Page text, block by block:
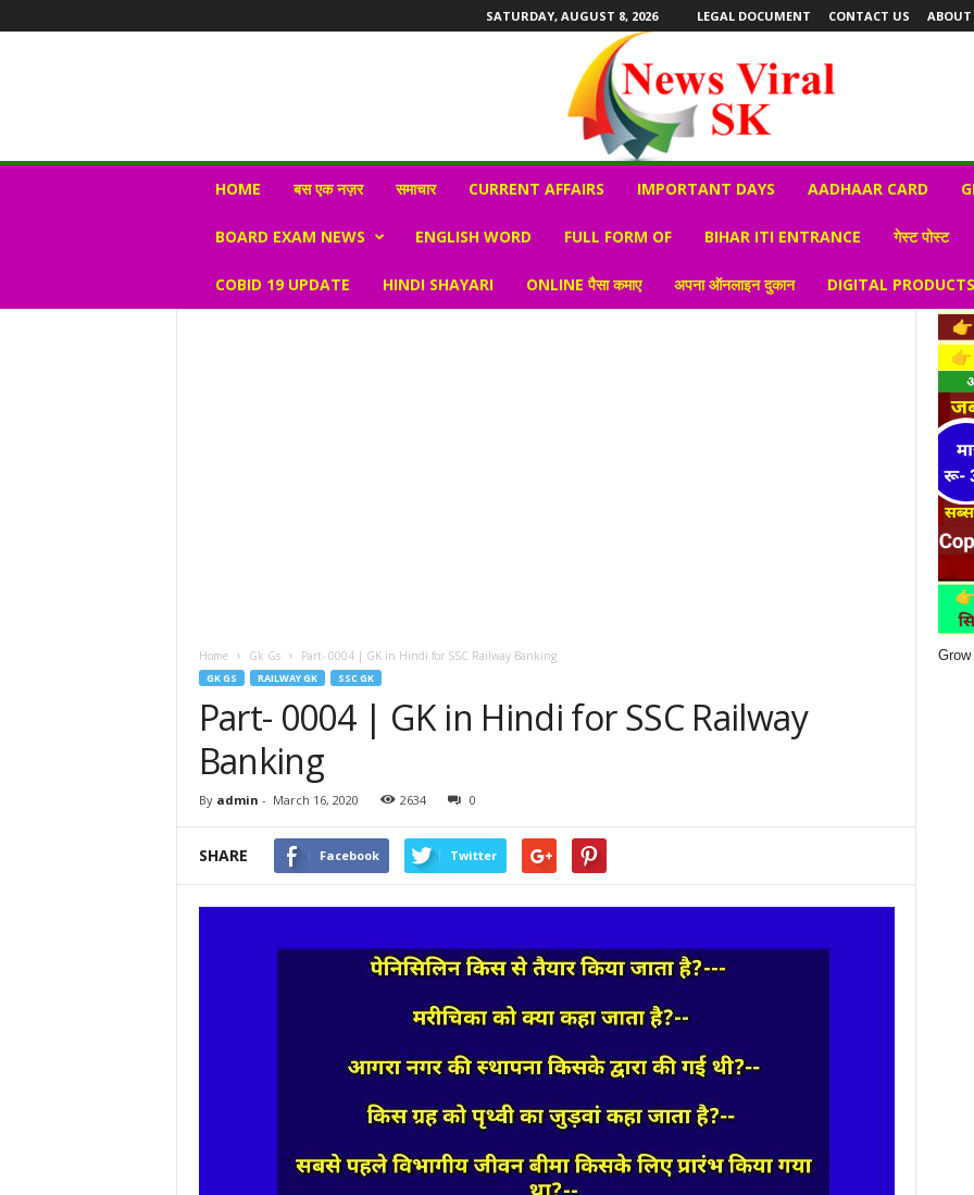
SATURDAY, AUGUST 8, 2026 LEGAL DOCUMENT CONTACT US ABOUT
r
HOME बस एक नज़र समाचार CURRENT AFFAIRS IMPORTANT DAYS AADHAAR CARD
BOARD EXAM NEWS ENGLISH WORD FULL FORM OF BIHAR ITI ENTRANCE गेस्ट पोस्ट
COBID 19 UPDATE HINDI SHAYARI ONLINE पैसा कमाए अपना ऑनलाइन दुकान DIGITAL
Home Gk Gs Part- 0004 | GK in Hindi for SSC Railway Banking
GK GS RAILWAY GK SSC GK
Part- 0004 | GK in Hindi for SSC Railway
Banking
By admin - March 16, 2020 2634 0
SHARE Facebook Twitter